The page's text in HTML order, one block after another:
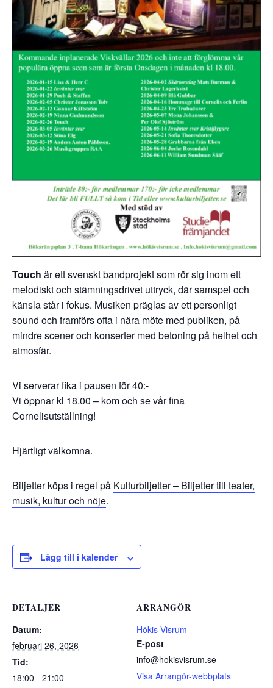
Touch är ett svenskt bandprojekt som rör sig inom ett
melodiskt och stämningsdrivet uttryck, där samspel och
känsla står i fokus. Musiken präglas av ett personligt
sound och framförs ofta i nära möte med publiken, på
mindre scener och konserter med betoning på helhet och
atmosfär.
Vi serverar fika i pausen för 40:-
Vi öppnar kl 18.00 – kom och se vår fina
Cornelisutställning!
Hjärtligt välkomna.
Biljetter köps i regel på Kulturbiljetter – Biljetter till teater,
musik, kultur och nöje.
Lägg till i kalender
DETALJER
Datum:
februari 26, 2026
Tid:
18:00 - 21:00
ARRANGÖR
Hökis Visrum
E-post
info@hokisvisrum.se
Visa Arrangör-webbplats